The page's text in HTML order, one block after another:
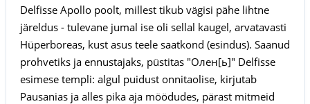
Delfisse Apollo poolt, millest tikub vägisi pähe lihtne
järeldus - tulevane jumal ise oli sellal kaugel, arvatavasti
Hüperboreas, kust asus teele saatkond (esindus). Saanud
prohvetiks ja ennustajaks, püstitas "Олен[ь]" Delfisse
esimese templi: algul puidust onnitaolise, kirjutab
Pausanias ja alles pika aja möödudes, pärast mitmeid